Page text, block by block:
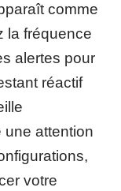
comme
la fréquence
alertes pour
réactif
une attention
votre